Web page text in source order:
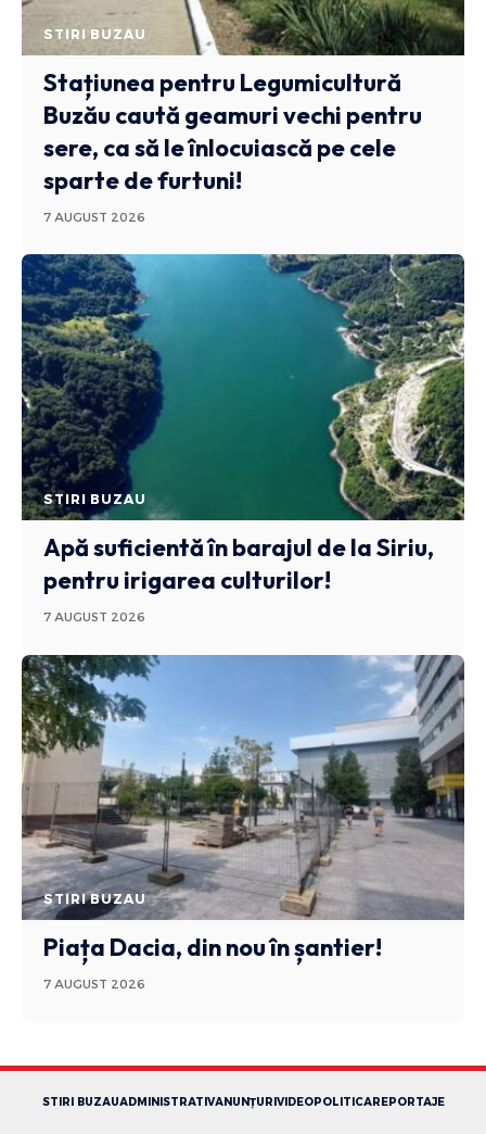
STIRI BUZAU
Stațiunea pentru Legumicultură
Buzău caută geamuri vechi pentru
sere, ca să le înlocuiască pe cele
sparte de furtuni!
7 AUGUST 2026
STIRI BUZAU
Apă suficientă în barajul de la Siriu,
pentru irigarea culturilor!
7 AUGUST 2026
STIRI BUZAU
Piața Dacia, din nou în șantier!
7 AUGUST 2026
STIRI BUZAUADMINISTRATIVANUNȚURIVIDEOPOLITICAREPORTAJE